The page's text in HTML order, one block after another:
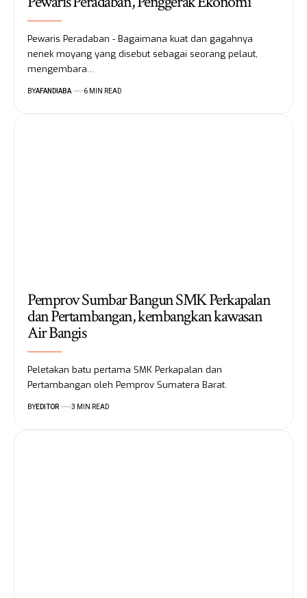
Pewaris Peradaban - Bagaimana kuat dan gagahnya
nenek moyang yang disebut sebagai seorang pelaut,
mengembara…
BYAFANDIABA 6 MIN READ
Pemprov Sumbar Bangun SMK Perkapalan
dan Pertambangan, kembangkan kawasan
Air Bangis
Peletakan batu pertama SMK Perkapalan dan
Pertambangan oleh Pemprov Sumatera Barat.
BYEDITOR 3 MIN READ